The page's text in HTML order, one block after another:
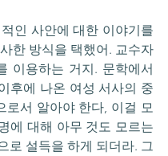
적인 사안에 대한 이야기를
한 방식을 택했어. 교수자
이용하는 거지. 문학에서
후에 나온 여성 서사의 중
로서 알아야 한다, 이걸 모
에 대해 아무 것도 모르는
로 설득을 하게 되더라. 그